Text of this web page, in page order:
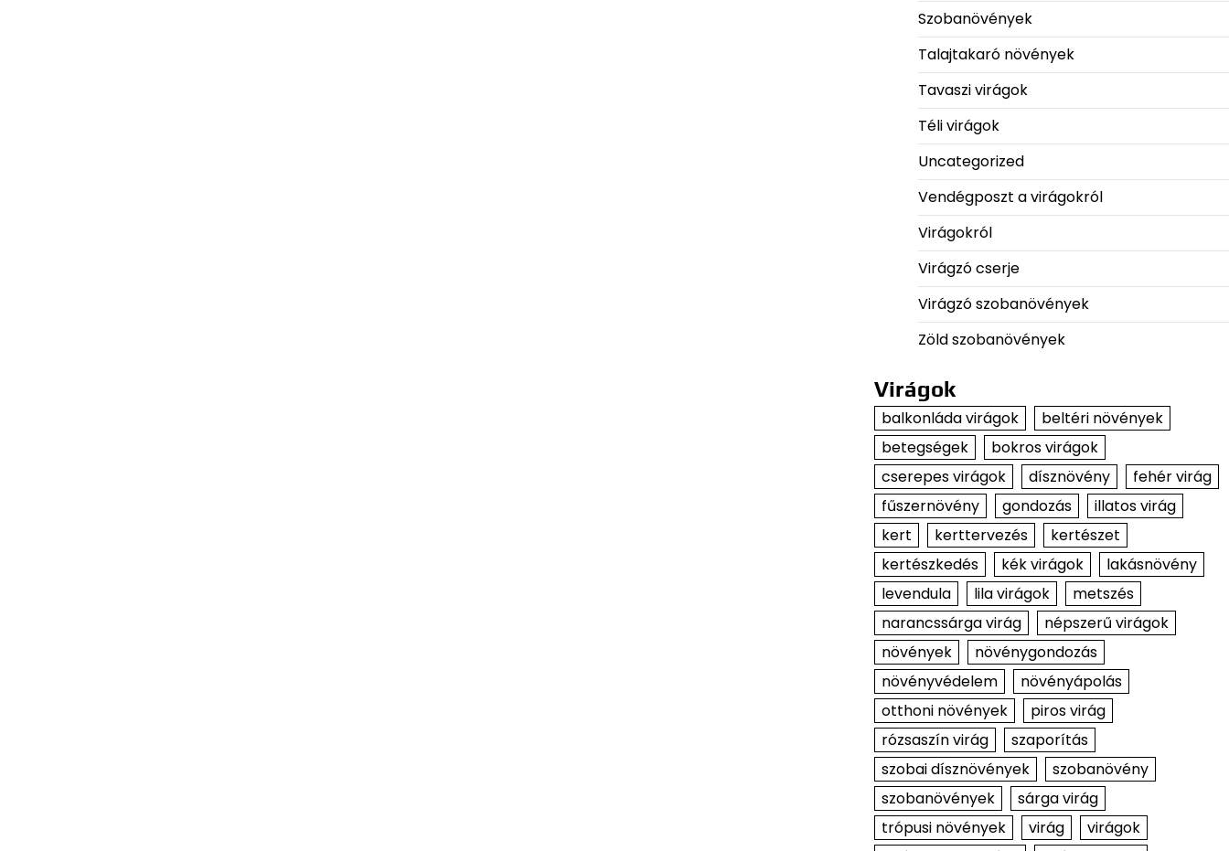
Szobanövények
Talajtakaró növények
Tavaszi virágok
Téli virágok
Uncategorized
Vendégposzt a virágokról
Virágokról
Virágzó cserje
Virágzó szobanövények
Zöld szobanövények
Virágok
balkonláda virágok
beltéri növények
betegségek
bokros virágok
cserepes virágok
dísznövény
fehér virág
fűszernövény
gondozás
illatos virág
kert
kerttervezés
kertészet
kertészkedés
kék virágok
lakásnövény
levendula
lila virágok
metszés
narancssárga virág
népszerű virágok
növények
növénygondozás
növényvédelem
növényápolás
otthoni növények
piros virág
rózsaszín virág
szaporítás
szobai dísznövények
szobanövény
szobanövények
sárga virág
trópusi növények
virág
virágok